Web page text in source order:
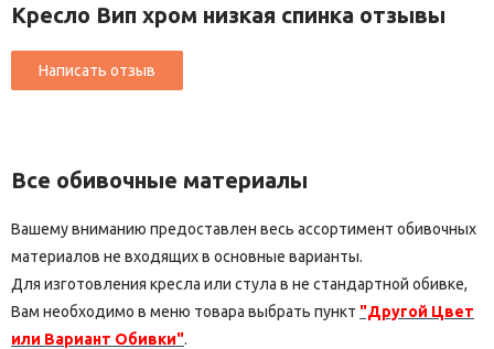
Кресло Вип хром низкая спинка отзывы
Все обивочные материалы
Вашему вниманию предоставлен весь ассортимент обивочных
материалов не входящих в основные варианты.
Для изготовления кресла или стула в не стандартной обивке,
Вам необходимо в меню товара выбрать пункт "Другой Цвет
или Вариант Обивки".